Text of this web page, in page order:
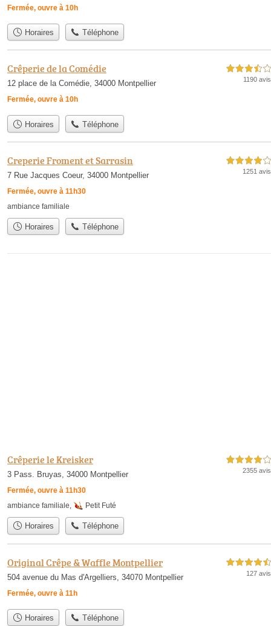
Fermée, ouvre à 10h
Horaires Téléphone
Crêperie de la Comédie
12 place de la Comédie, 34000 Montpellier
Fermée, ouvre à 10h
3,5 étoiles sur 5
1190 avis
Horaires Téléphone
Creperie Froment et Sarrasin
7 Rue Jacques Coeur, 34000 Montpellier
Fermée, ouvre à 11h30
4,0 étoiles sur 5
1251 avis
ambiance familiale
Horaires Téléphone
Crêperie le Kreisker
3 Pass. Bruyas, 34000 Montpellier
Fermée, ouvre à 11h30
4,0 étoiles sur 5
2355 avis
ambiance familiale, Petit Futé
Horaires Téléphone
Original Crêpe & Waffle Montpellier
504 avenue du Mas d'Argelliers, 34070 Montpellier
Fermée, ouvre à 11h
4,5 étoiles sur 5
127 avis
Horaires Téléphone